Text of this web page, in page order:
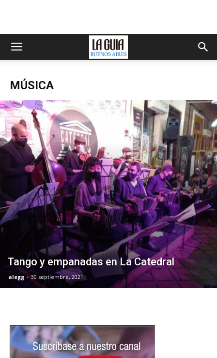
MÚSICA
Tango y empanadas en La Catedral
alegg - 30 septiembre, 2021